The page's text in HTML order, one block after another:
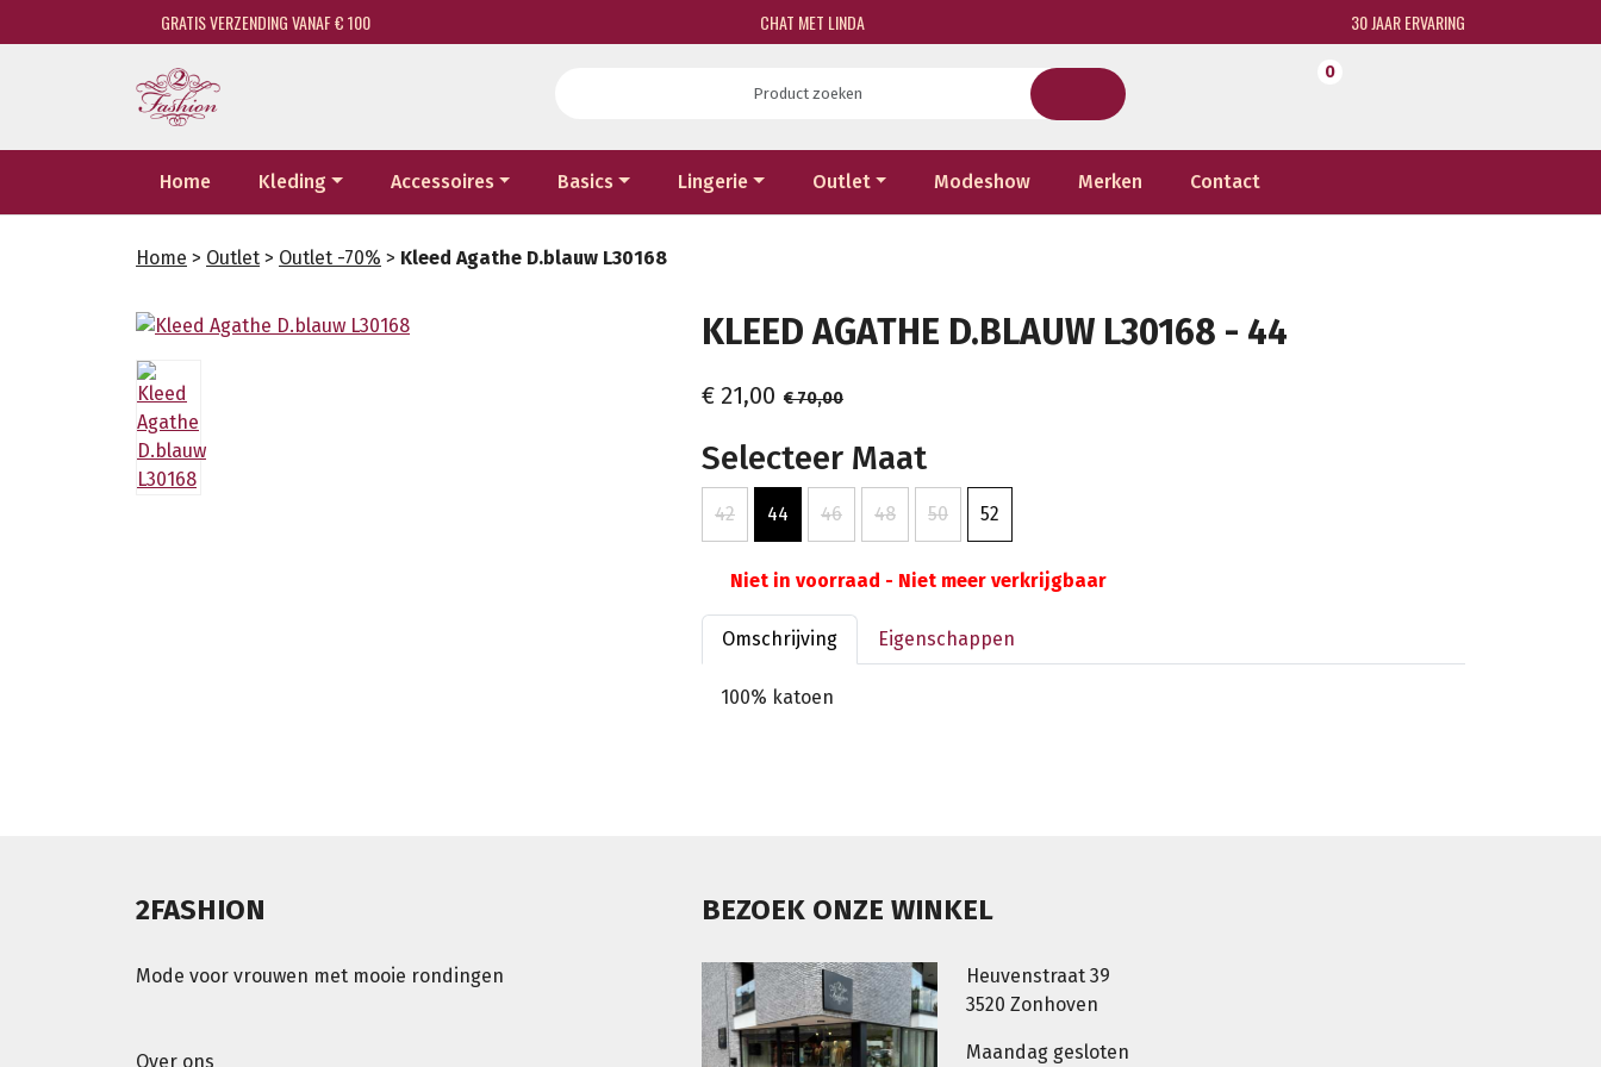
GRATIS VERZENDING VANAF € 100 CHAT MET LINDA 30 JAAR ERVARING
0
Home Kleding Accessoires Basics Lingerie Outlet Modeshow Merken Contact
Home > Outlet > Outlet -70% > Kleed Agathe D.blauw L30168
KLEED AGATHE D.BLAUW L30168 - 44
€ 21,00 € 70,00
Selecteer Maat
42 44 46 48 50 52
Niet in voorraad - Niet meer verkrijgbaar
Omschrijving Eigenschappen
100% katoen
2FASHION
Mode voor vrouwen met mooie rondingen
Over ons
BEZOEK ONZE WINKEL
Heuvenstraat 39
3520 Zonhoven
Maandag gesloten